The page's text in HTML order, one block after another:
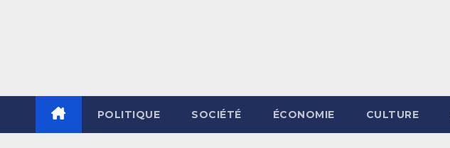
POLITIQUE SOCIÉTÉ ÉCONOMIE CULTURE